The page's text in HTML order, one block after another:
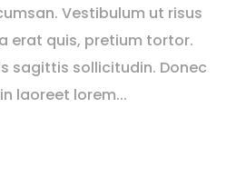
Vestibulum ut risus
erat quis, pretium tortor.
sagittis sollicitudin. Donec
laoreet lorem...